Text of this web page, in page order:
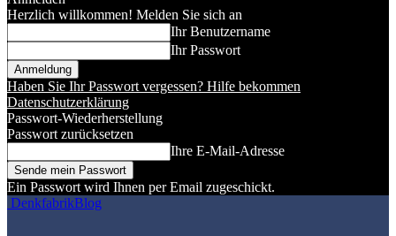
Herzlich willkommen! Melden Sie sich an
Ihr Benutzername
Ihr Passwort
Haben Sie Ihr Passwort vergessen? Hilfe bekommen
Datenschutzerklärung
Passwort-Wiederherstellung
Passwort zurücksetzen
Ihre E-Mail-Adresse
Ein Passwort wird Ihnen per Email zugeschickt.
DenkfabrikBlog